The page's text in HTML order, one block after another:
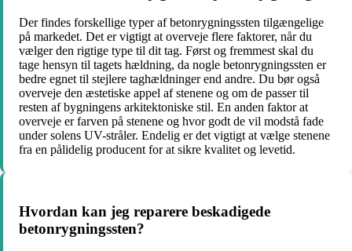
Der findes forskellige typer af betonrygningssten tilgængelige
på markedet. Det er vigtigt at overveje flere faktorer, når du
vælger den rigtige type til dit tag. Først og fremmest skal du
tage hensyn til tagets hældning, da nogle betonrygningssten er
bedre egnet til stejlere taghældninger end andre. Du bør også
overveje den æstetiske appel af stenene og om de passer til
resten af bygningens arkitektoniske stil. En anden faktor at
overveje er farven på stenene og hvor godt de vil modstå fade
under solens UV-stråler. Endelig er det vigtigt at vælge stenene
fra en pålidelig producent for at sikre kvalitet og levetid.
Hvordan kan jeg reparere beskadigede
betonrygningssten?